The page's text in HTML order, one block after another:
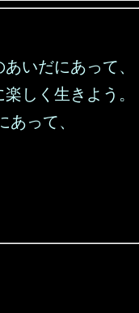
いだにあって、
しく生きよう。
って、